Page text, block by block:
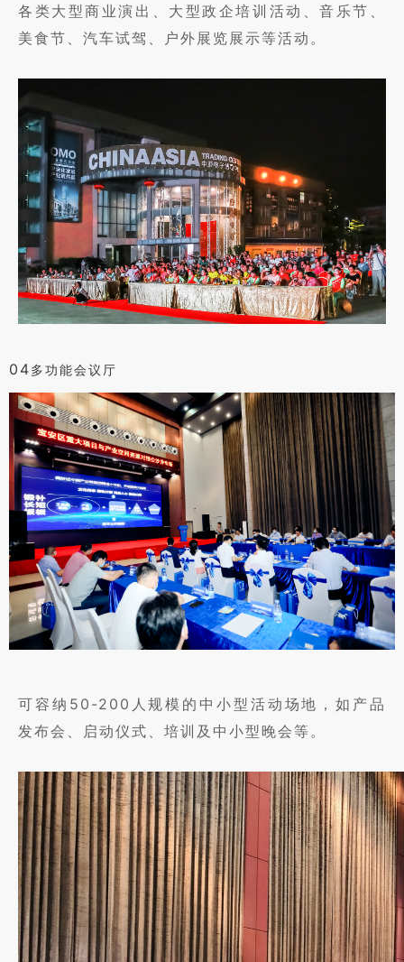
各类大型商业演出、大型政企培训活动、音乐节、
美食节、汽车试驾、户外展览展示等活动。
04多功能会议厅
可容纳50-200人规模的中小型活动场地，如产品
发布会、启动仪式、培训及中小型晚会等。